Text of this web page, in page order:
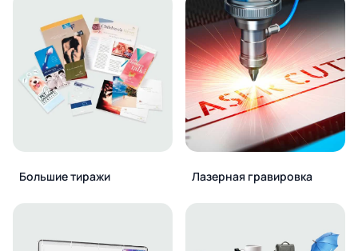
Большие тиражи Лазерная гравировка